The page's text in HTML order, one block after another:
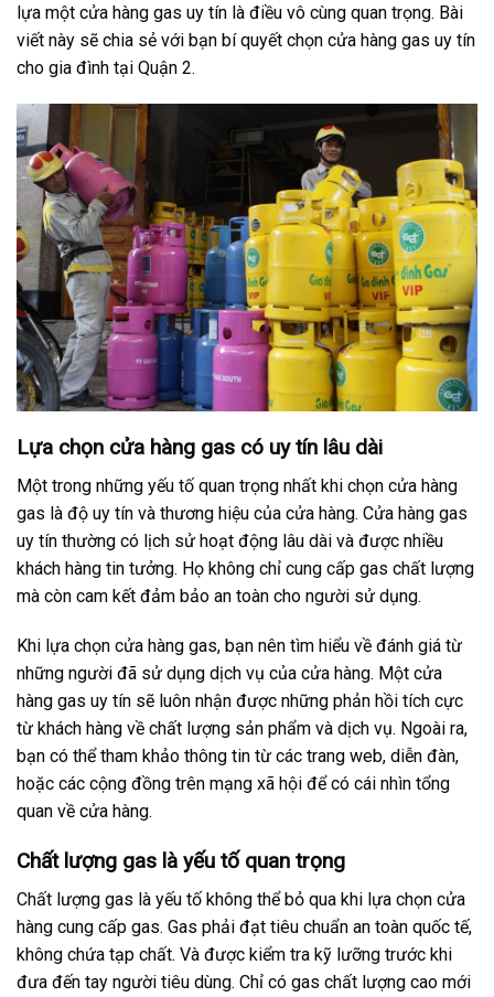
lựa một cửa hàng gas uy tín là điều vô cùng quan trọng. Bài
viết này sẽ chia sẻ với bạn bí quyết chọn cửa hàng gas uy tín
cho gia đình tại Quận 2.
Lựa chọn cửa hàng gas có uy tín lâu dài
Một trong những yếu tố quan trọng nhất khi chọn cửa hàng
gas là độ uy tín và thương hiệu của cửa hàng. Cửa hàng gas
uy tín thường có lịch sử hoạt động lâu dài và được nhiều
khách hàng tin tưởng. Họ không chỉ cung cấp gas chất lượng
mà còn cam kết đảm bảo an toàn cho người sử dụng.
Khi lựa chọn cửa hàng gas, bạn nên tìm hiểu về đánh giá từ
những người đã sử dụng dịch vụ của cửa hàng. Một cửa
hàng gas uy tín sẽ luôn nhận được những phản hồi tích cực
từ khách hàng về chất lượng sản phẩm và dịch vụ. Ngoài ra,
bạn có thể tham khảo thông tin từ các trang web, diễn đàn,
hoặc các cộng đồng trên mạng xã hội để có cái nhìn tổng
quan về cửa hàng.
Chất lượng gas là yếu tố quan trọng
Chất lượng gas là yếu tố không thể bỏ qua khi lựa chọn cửa
hàng cung cấp gas. Gas phải đạt tiêu chuẩn an toàn quốc tế,
không chứa tạp chất. Và được kiểm tra kỹ lưỡng trước khi
đưa đến tay người tiêu dùng. Chỉ có gas chất lượng cao mới